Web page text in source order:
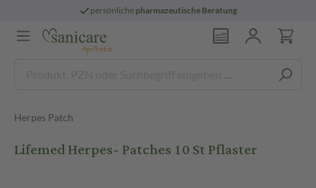
persönliche pharmazeutische Beratung
Herpes Patch
Lifemed Herpes- Patches 10 St Pflaster